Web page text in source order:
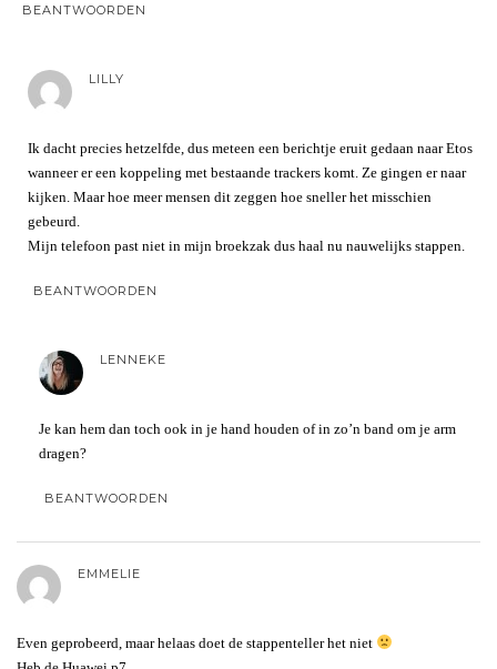
BEANTWOORDEN
LILLY
Ik dacht precies hetzelfde, dus meteen een berichtje eruit gedaan naar Etos
wanneer er een koppeling met bestaande trackers komt. Ze gingen er naar
kijken. Maar hoe meer mensen dit zeggen hoe sneller het misschien
gebeurd.
Mijn telefoon past niet in mijn broekzak dus haal nu nauwelijks stappen.
BEANTWOORDEN
LENNEKE
Je kan hem dan toch ook in je hand houden of in zo’n band om je arm
dragen?
BEANTWOORDEN
EMMELIE
Even geprobeerd, maar helaas doet de stappenteller het niet